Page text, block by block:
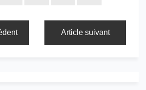
Article suivant